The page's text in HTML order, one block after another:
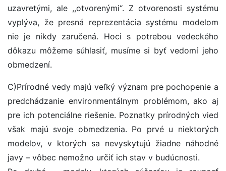
uzavretými, ale ,,otvorenými“. Z otvorenosti systému
vyplýva, že presná reprezentácia systému modelom
nie je nikdy zaručená. Hoci s potrebou vedeckého
dôkazu môžeme súhlasiť, musíme si byť vedomí jeho
obmedzení.
C)Prírodné vedy majú veľký význam pre pochopenie a
predchádzanie environmentálnym problémom, ako aj
pre ich potenciálne riešenie. Poznatky prírodných vied
však majú svoje obmedzenia. Po prvé u niektorých
modelov, v ktorých sa nevyskytujú žiadne náhodné
javy – vôbec nemožno určiť ich stav v budúcnosti.